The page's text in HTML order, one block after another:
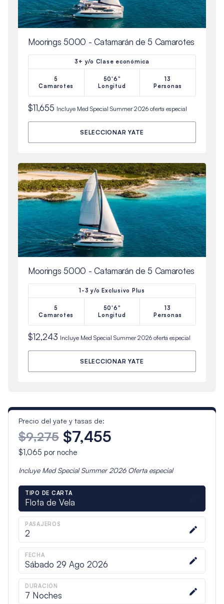
Moorings 5000 - Catamarán de 5 Camarotes
3+ y/o Clase económica
5
Camarotes
50'6"
Longitud
13
Personas
$11,655 Incluye Med Special Summer 2026oferta especial
SELECCIONAR YATE
Moorings 5000 - Catamarán de 5 Camarotes
1-3 y/o Exclusivo Plus
5
Camarotes
50'6"
Longitud
13
Personas
$12,243 Incluye Med Special Summer 2026oferta especial
SELECCIONAR YATE
Precio del yate y tasas de:
$9,275 $7,455
$1,065 por noche
Incluye Med Special Summer 2026Oferta especial
TIPO DE CARTA
Flota de Vela
PASAJEROS
2
FECHA
Sábado 29 Ago 2026
DURACIÓN
7 Noches